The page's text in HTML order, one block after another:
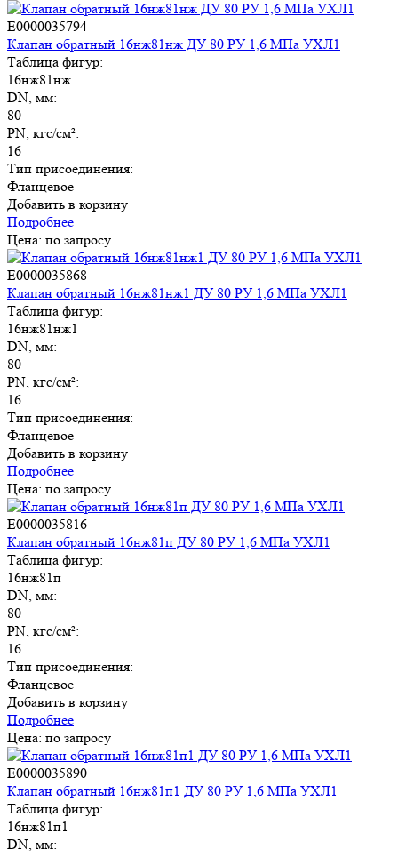
E0000035794
Клапан обратный 16нж81нж ДУ 80 РУ 1,6 МПа УХЛ1
Таблица фигур:
16нж81нж
DN, мм:
80
PN, кгс/см²:
16
Тип присоединения:
Фланцевое
Добавить в корзину
Подробнее
Цена: по запросу
E0000035868
Клапан обратный 16нж81нж1 ДУ 80 РУ 1,6 МПа УХЛ1
Таблица фигур:
16нж81нж1
DN, мм:
80
PN, кгс/см²:
16
Тип присоединения:
Фланцевое
Добавить в корзину
Подробнее
Цена: по запросу
E0000035816
Клапан обратный 16нж81п ДУ 80 РУ 1,6 МПа УХЛ1
Таблица фигур:
16нж81п
DN, мм:
80
PN, кгс/см²:
16
Тип присоединения:
Фланцевое
Добавить в корзину
Подробнее
Цена: по запросу
E0000035890
Клапан обратный 16нж81п1 ДУ 80 РУ 1,6 МПа УХЛ1
Таблица фигур:
16нж81п1
DN, мм: